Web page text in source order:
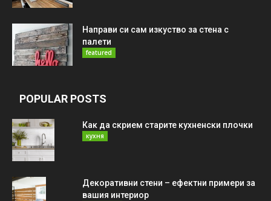
Направи си сам изкуство за стена с
палети
featured
POPULAR POSTS
Как да скрием старите кухненски плочки
кухня
Декоративни стени – ефектни примери за
вашия интериор